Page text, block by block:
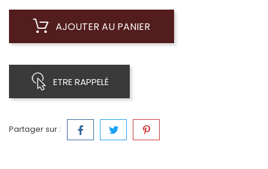
AJOUTER AU PANIER
ETRE RAPPELÉ
Partager sur :